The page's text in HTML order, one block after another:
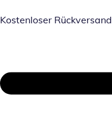
Kostenloser Rückversand